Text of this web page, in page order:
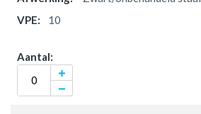
10